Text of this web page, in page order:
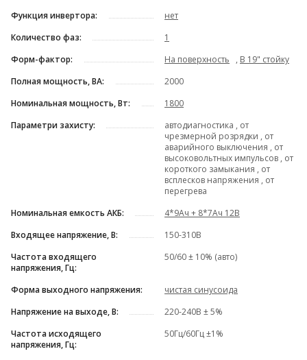
Функция инвертора:
нет
Количество фаз:
1
Форм-фактор:
На поверхность , В 19" стойку
Полная мощность, ВА:
2000
Номинальная мощность, Вт:
1800
Параметри захисту:
автодиагностика , от
чрезмерной розрядки , от
аварийного выключения , от
высоковольтных импульсов , от
короткого замыкания , от
всплесков напряжения , от
перегрева
Номинальная емкость АКБ:
4*9Ач + 8*7Ач 12В
Входящее напряжение, В:
150-310В
Частота входящего
напряжения, Гц:
50/60 ± 10% (авто)
Форма выходного напряжения:
чистая синусоида
Напряжение на выходе, В:
220-240В ± 5%
Частота исходящего
напряжения, Гц:
50Гц/60Гц ±1%